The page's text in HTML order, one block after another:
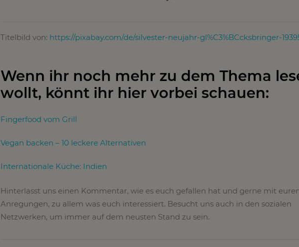
Titelbild von: https://pixabay.com/de/silvester-neujahr-gl%C3%BCcksbringer-
Wenn ihr noch mehr zu dem Thema
wollt, könnt ihr hier vorbei schauen:
Fingerfood vom Grill
Vegan backen – 10 leckere Alternativen
Internationale Küche: Indien
Hinterlasst uns einen Kommentar, wie es euch gefallen hat und gerne mit
Anregungen, zu allem was euch interessiert. Besucht uns auch in den sozialen
Netzwerken, um immer auf dem neusten Stand zu sein.